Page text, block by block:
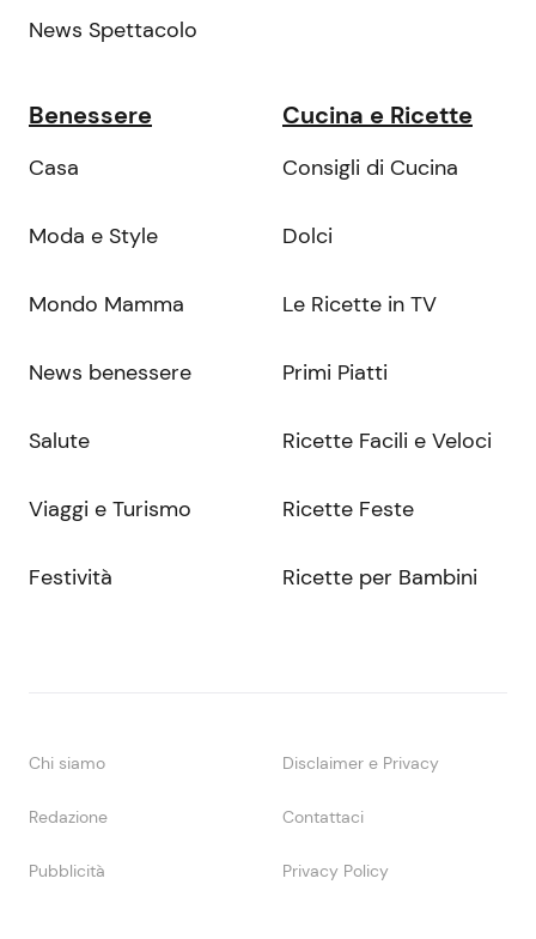
News Spettacolo
Benessere
Casa
Moda e Style
Mondo Mamma
News benessere
Salute
Viaggi e Turismo
Festività
Cucina e Ricette
Consigli di Cucina
Dolci
Le Ricette in TV
Primi Piatti
Ricette Facili e Veloci
Ricette Feste
Ricette per Bambini
Chi siamo Disclaimer e Privacy
Redazione Contattaci
Pubblicità Privacy Policy